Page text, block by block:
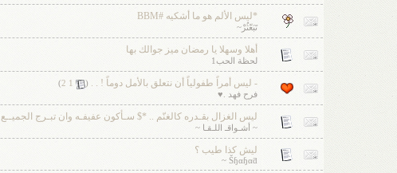
*ليس الألم هو ما أشكيه #BBM
تَبَعّثُرْ~
أهلا وسهلا يا رمضان ميز جوالك بها
لحظة الحب1
- ليس أمراً طفولياً أن نتعلق بالأمل دوماً ! . . (
1
2
)
فرح فهد .♥
ليس الغزال بقـدره كالغنّم .. *$ سـأكون عفيفـه وان تبـرج الجميــع
~ أشـواقـ اللـقـا ~
ليش كذا طيب ؟
Šɧαɧαƌ ~